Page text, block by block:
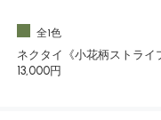
全1色
ネクタイ《小花柄ストライ
13,000円